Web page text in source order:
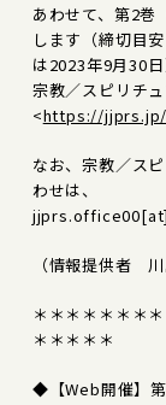
あわせて、第2巻
します（締切目安
は2023年9月30
宗教／スピリチ
<https://jjprs.jp/
なお、宗教／ス
わせは、
jjprs.office00[at]
（情報提供者
＊＊＊＊＊＊＊
＊＊＊＊＊
◆【Web開催】